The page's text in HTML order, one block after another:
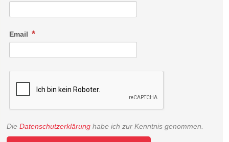
Email
Die Datenschutzerklärung habe ich zur Kenntnis genommen.